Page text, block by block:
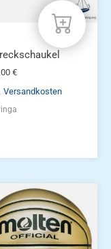
€
Versandkosten